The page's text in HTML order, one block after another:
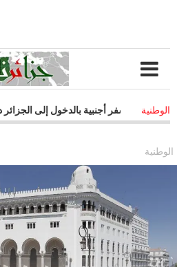
الوطنية
سفر أجنبية بالدخول إلى الجزائر دون تأشيرة
الوطنية